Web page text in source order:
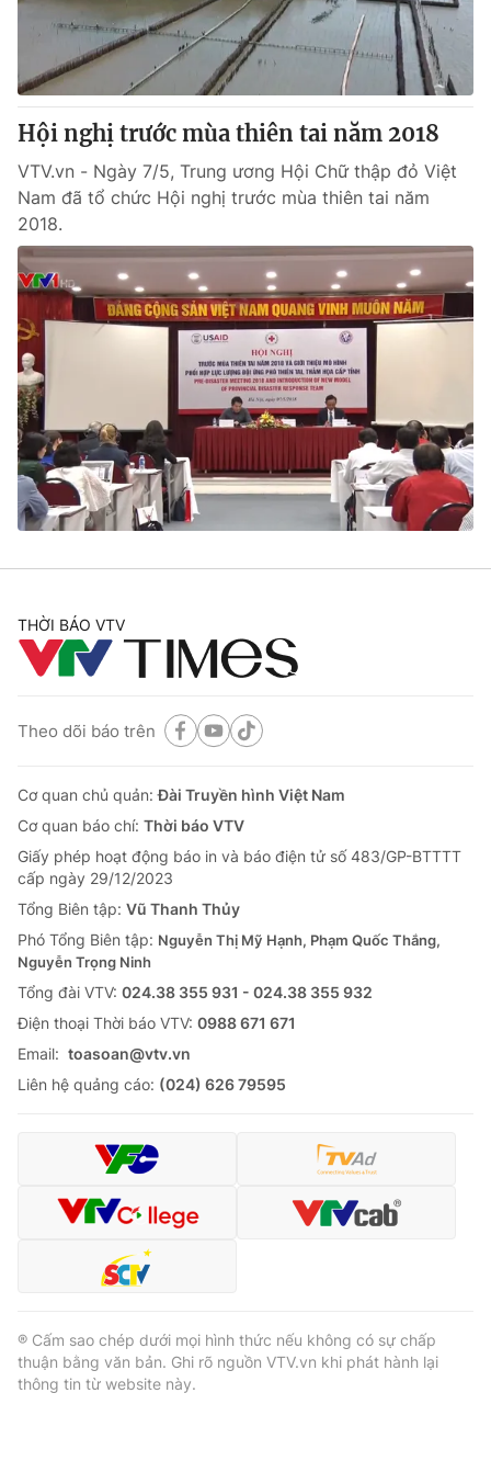
Sản phẩm
Thị trường
Tư vấn
Lịch phát sóng
Chuyên mục khác
Emagazine Podcast
Photo
Video Shorts video
VTV Money VTV Thể thao
VTV Sức khoẻ Bất động sản
Thị trường 24h Tấm lòng Việt
VTV9
Liên hệ tòa soạn English
THỜI BÁO VTV
Theo dõi báo trên
Cơ quan chủ quản:
Cơ quan báo chí:Thời báo VTV
Giấy phép hoạt động báo in và báo điện tử số 483/GP-BTTTT
cấp ngày 29/12/2023
Tổng Biên tập:Vũ Thanh Thủy
Tổng đài VTV:024.38 355 931 - 024.38 355 932
Ðiện thoại Thời báo VTV:
toasoan@vtv.vn
Liên hệ quảng cáo:
Hội nghị trước mùa thiên tai năm 2018
VTV.vn - Ngày 7/5, Trung ương Hội Chữ thập đỏ Việt
Nam đã tổ chức Hội nghị trước mùa thiên tai năm
2018.
THỜI BÁO VTV
Theo dõi báo trên
Cơ quan chủ quản:Đài Truyền hình Việt Nam
Cơ quan báo chí: Thời báo VTV
Giấy phép hoạt động báo in và báo điện tử số 483/GP-BTTTT
cấp ngày 29/12/2023
Tổng Biên tập: Vũ Thanh Thủy
Phó Tổng Biên tập: Nguyễn Thị Mỹ Hạnh, Phạm Quốc Thắng,
Nguyễn Trọng Ninh
Tổng đài VTV: 024.38 355 931 - 024.38 355 932
Ðiện thoại Thời báo VTV: 0988 671 671
Email: toasoan@vtv.vn
Liên hệ quảng cáo: (024) 626 79595
® Cấm sao chép dưới mọi hình thức nếu không có sự chấp
thuận bằng văn bản. Ghi rõ nguồn VTV.vn khi phát hành lại
thông tin từ website này.